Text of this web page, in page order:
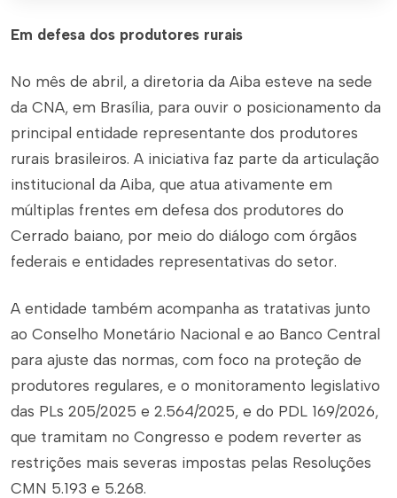
Em defesa dos produtores rurais
No mês de abril, a diretoria da Aiba esteve na sede
da CNA, em Brasília, para ouvir o posicionamento da
principal entidade representante dos produtores
rurais brasileiros. A iniciativa faz parte da articulação
institucional da Aiba, que atua ativamente em
múltiplas frentes em defesa dos produtores do
Cerrado baiano, por meio do diálogo com órgãos
federais e entidades representativas do setor.
A entidade também acompanha as tratativas junto
ao Conselho Monetário Nacional e ao Banco Central
para ajuste das normas, com foco na proteção de
produtores regulares, e o monitoramento legislativo
das PLs 205/2025 e 2.564/2025, e do PDL 169/2026,
que tramitam no Congresso e podem reverter as
restrições mais severas impostas pelas Resoluções
CMN 5.193 e 5.268.